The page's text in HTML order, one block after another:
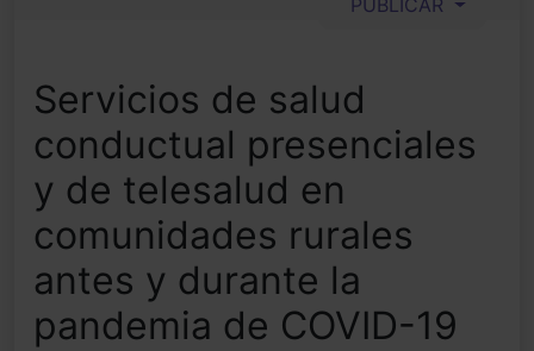
PUBLICAR
Servicios de salud
conductual presenciales
y de telesalud en
comunidades rurales
antes y durante la
pandemia de COVID-19